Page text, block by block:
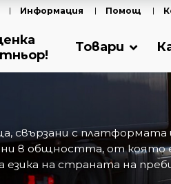
Информация Помощ
Товари
свързани с
в общността, от която
на страната на